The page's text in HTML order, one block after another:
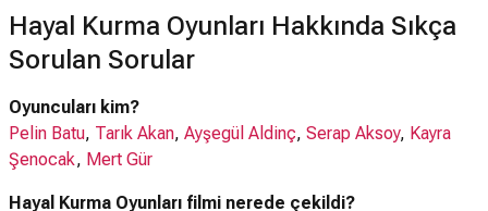
olmadığından kabul eder, ancak lokantada da işler yolunda
gitmez. Yalnız kalan anne evi terk eder. Baba ve çocuklar çok
geçmeden hayatla başa çıkmanın bir yolunu bulurlar. Şehirle ev
başlarlar. Bu oyunlar onlara güç verir. Öte yandan bütün
günlerini lokantada geçiren ve hayatları için çıkış arayan bir
grup insanın da yolları aile ile lokantada kesişmiştir.
Hayal Kurma Oyunları Hakkında Sıkça
Sorulan Sorular
Oyuncuları kim?
Pelin Batu, Tarık Akan, Ayşegül Aldinç, Serap Aksoy, Kayra
Şenocak, Mert Gür
Hayal Kurma Oyunları filmi nerede çekildi?